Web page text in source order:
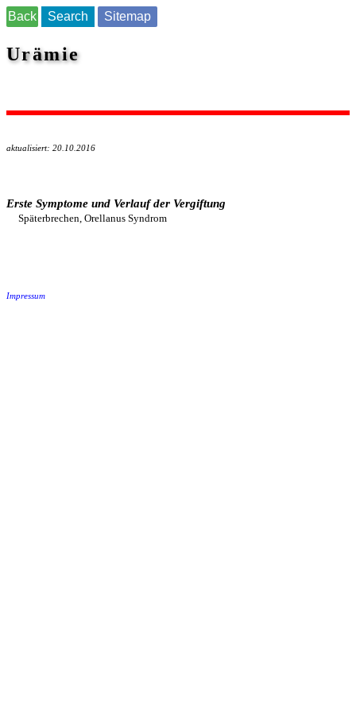
Back Search Sitemap
Urämie
aktualisiert: 20.10.2016
Erste Symptome und Verlauf der Vergiftung
Späterbrechen, Orellanus Syndrom
Impressum